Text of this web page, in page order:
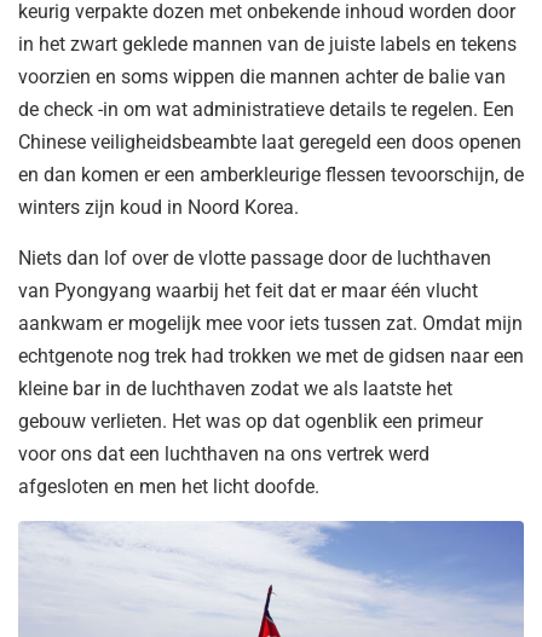
keurig verpakte dozen met onbekende inhoud worden door
in het zwart geklede mannen van de juiste labels en tekens
voorzien en soms wippen die mannen achter de balie van
de check -in om wat administratieve details te regelen. Een
Chinese veiligheidsbeambte laat geregeld een doos openen
en dan komen er een amberkleurige flessen tevoorschijn, de
winters zijn koud in Noord Korea.
Niets dan lof over de vlotte passage door de luchthaven
van Pyongyang waarbij het feit dat er maar één vlucht
aankwam er mogelijk mee voor iets tussen zat. Omdat mijn
echtgenote nog trek had trokken we met de gidsen naar een
kleine bar in de luchthaven zodat we als laatste het
gebouw verlieten. Het was op dat ogenblik een primeur
voor ons dat een luchthaven na ons vertrek werd
afgesloten en men het licht doofde.